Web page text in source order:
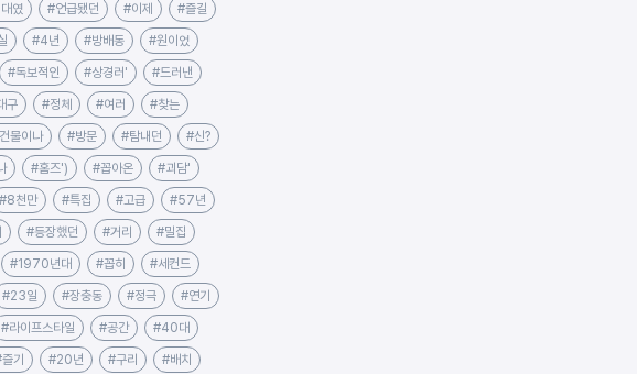
였 #언급됐던 #이제 #즐길
#4년 #방배동 #원이었
#독보적인 #상경러' #드러낸
구 #정체 #여러 #찾는
물이나 #방문 #탐내던 #신?
#홈즈') #꼽아온 #괴담'
#8천만 #특집 #고급 #57년
#등장했던 #거리 #밀집
#1970년대 #꼽히 #세컨드
#23일 #장충동 #정극 #연기
#라이프스타일 #공간 #40대
기 #20년 #구리 #배치